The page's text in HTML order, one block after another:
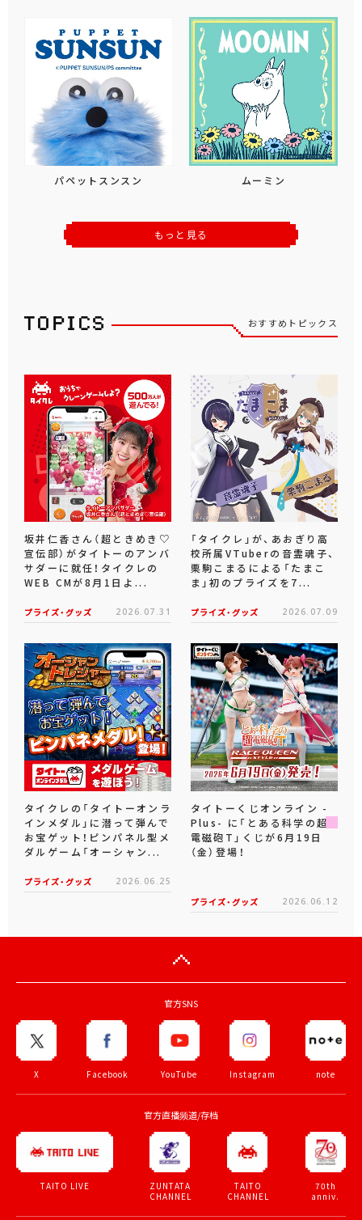
パペットスンスン ムーミン
もっと見る
おすすめトピックス
坂井仁香さん（超ときめき♡
宣伝部）がタイトーのアンバ
サダーに就任！タイクレの
WEB CMが8月1日よ...
プライズ・グッズ 2026.07.31
「タイクレ」が、あおぎり高
校所属VTuberの音霊魂子、
栗駒こまるによる「たまこ
ま」初のプライズを7...
プライズ・グッズ 2026.07.09
タイクレの「タイトーオンラ
インメダル」に潜って弾んで
お宝ゲット！ピンパネル型メ
ダルゲーム「オーシャン...
プライズ・グッズ 2026.06.25
タイトーくじオンライン -
Plus- に「とある科学の超
電磁砲T」くじが6月19日
（金）登場！
プライズ・グッズ 2026.06.12
官方SNS
X Facebook YouTube Instagram note
官方直播频道/存档
TAITO LIVE
ZUNTATA
CHANNEL
TAITO
CHANNEL
70th
anniv.